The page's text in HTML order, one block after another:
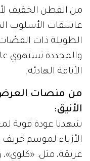
من القطن الخفيف
عاشقات الأسلوب
الطويلة ذات القصّات
والمحددة تستهوي
الأناقة الهادئة.
من منصات العرض
الأنيق:
شهدنا عودة قوية
عريقة، مثل: «كلوي»،